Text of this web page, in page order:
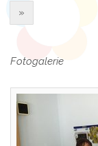
»
Fotogalerie